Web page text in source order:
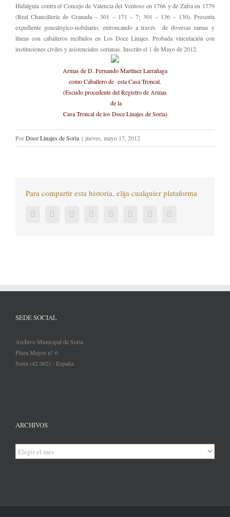
Hidalguía contra el Concejo de Valencia del Ventoso en 1766 y de Zafra en 1779
(Real Chancillería de Granada – 301 – 171 – 7; 301 – 136 – 130). Presenta
expediente genealógico-nobiliario, entroncando a través de diversas ramas y
líneas con caballeros recibidos en Los Doce Linajes. Probada vinculación con
instituciones civiles y asistenciales sorianas. Inscrito el 1 de Mayo de 2012.
Armas de D. Fernando Martínez Larrañaga
como Caballero de esta Casa Troncal.
(Escudo procedente del Registro de Armas
de la
Casa Troncal de los Doce Linajes de Soria)
PorDoce Linajes de Soria | jueves, mayo 17, 2012
Para compartir esta historia, elija cualquier plataforma
FacebookTwitter LinkedInReddit Tumblr Pinterest
SEDE SOCIAL
Archivo Municipal de Soria
Plaza Mayor n° 6
Soria (42.002) - España
ARCHIVOS
Archivos